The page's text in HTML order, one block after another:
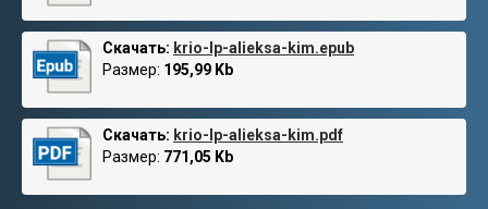
Скачать: krio-lp-alieksa-kim.epub
Размер: 195,99 Kb
Скачать: krio-lp-alieksa-kim.pdf
Размер: 771,05 Kb